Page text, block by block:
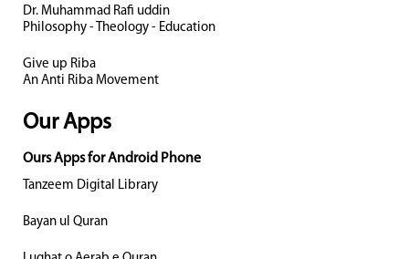
Dr. Muhammad Rafi uddin
Philosophy - Theology - Education
Give up Riba
An Anti Riba Movement
Our Apps
Ours Apps for Android Phone
Tanzeem Digital Library
Bayan ul Quran